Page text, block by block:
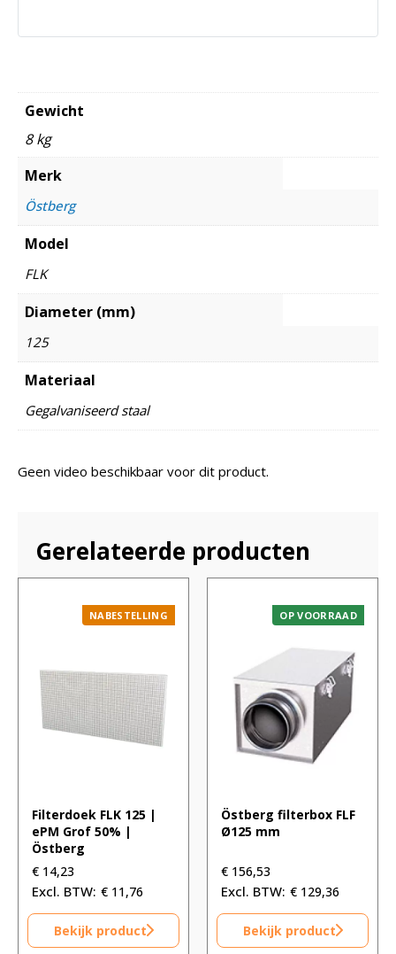
Gewicht
8 kg
Merk
Östberg
Model
FLK
Diameter (mm)
125
Materiaal
Gegalvaniseerd staal
Geen video beschikbaar voor dit product.
Gerelateerde producten
NABESTELLING
Filterdoek FLK 125 |
ePM Grof 50% |
Östberg
€ 14,23
€ 11,76
Bekijk product
OP VOORRAAD
Östberg filterbox FLF
Ø125 mm
€ 156,53
€ 129,36
Bekijk product